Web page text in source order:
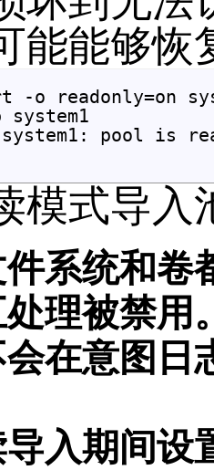
能能够恢
-o readonly=on
pool is
模式导入
系统和卷
理被禁用
在意图日
入期间设